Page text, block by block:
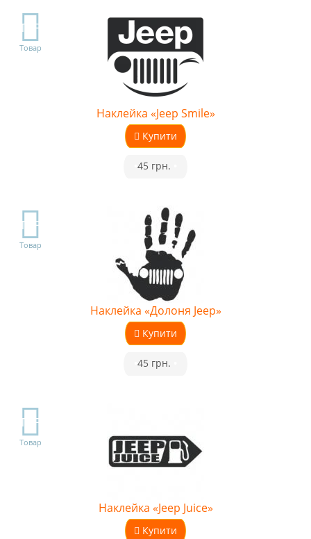
TOP
Товар
Наклейка «Jeep Smile»
Купити
45 грн.
TOP
Товар
Наклейка «Долоня Jeep»
Купити
45 грн.
TOP
Товар
Наклейка «Jeep Juice»
Купити